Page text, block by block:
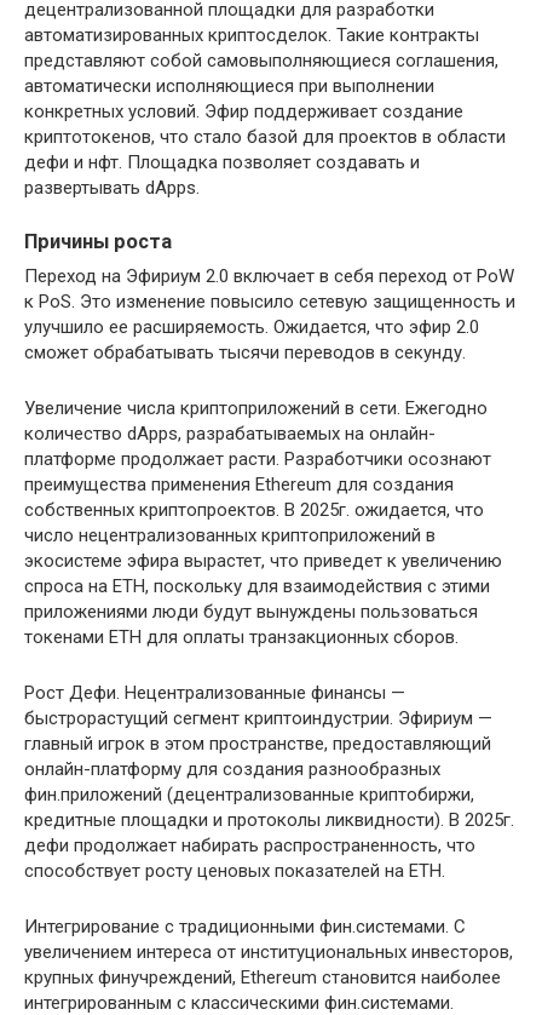
децентрализованной площадки для разработки
автоматизированных криптосделок. Такие контракты
представляют собой самовыполняющиеся соглашения,
автоматически исполняющиеся при выполнении
конкретных условий. Эфир поддерживает создание
криптотокенов, что стало базой для проектов в области
дефи и нфт. Площадка позволяет создавать и
развертывать dApps.
Причины роста
Переход на Эфириум 2.0 включает в себя переход от PoW
к PoS. Это изменение повысило сетевую защищенность и
улучшило ее расширяемость. Ожидается, что эфир 2.0
сможет обрабатывать тысячи переводов в секунду.
Увеличение числа криптоприложений в сети. Ежегодно
количество dApps, разрабатываемых на онлайн-
платформе продолжает расти. Разработчики осознают
преимущества применения Ethereum для создания
собственных криптопроектов. В 2025г. ожидается, что
число нецентрализованных криптоприложений в
экосистеме эфира вырастет, что приведет к увеличению
спроса на ETH, поскольку для взаимодействия с этими
приложениями люди будут вынуждены пользоваться
токенами ETH для оплаты транзакционных сборов.
Рост Дефи. Нецентрализованные финансы —
быстрорастущий сегмент криптоиндустрии. Эфириум —
главный игрок в этом пространстве, предоставляющий
онлайн-платформу для создания разнообразных
фин.приложений (децентрализованные криптобиржи,
кредитные площадки и протоколы ликвидности). В 2025г.
дефи продолжает набирать распространенность, что
способствует росту ценовых показателей на ETH.
Интегрирование с традиционными фин.системами. С
увеличением интереса от институциональных инвесторов,
крупных финучреждений, Ethereum становится наиболее
интегрированным с классическими фин.системами.